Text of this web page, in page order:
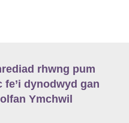
rhwng pum
dynodwyd gan
Ymchwil